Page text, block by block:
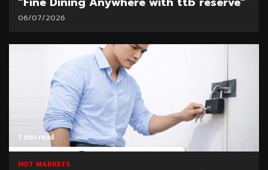
06/07/2026
1 min read
HOT MARKETS